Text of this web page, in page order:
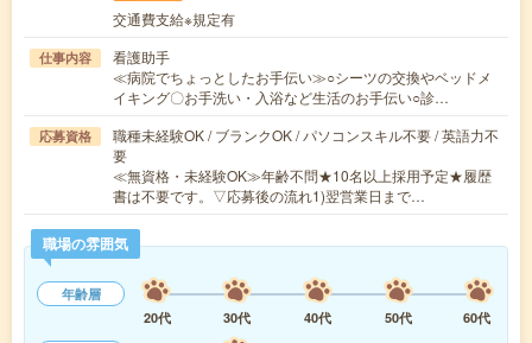
交通費支給※規定有
仕事内容
看護助手
≪病院でちょっとしたお手伝い≫○シーツの交換やベッドメ
イキング〇お手洗い・入浴など生活のお手伝い○診…
応募資格
職種未経験OK / ブランクOK / パソコンスキル不要 / 英語力不
要
≪無資格・未経験OK≫年齢不問★10名以上採用予定★履歴
書は不要です。▽応募後の流れ1)翌営業日まで…
職場の雰囲気
年齢層
20代
30代 40代 50代
60代